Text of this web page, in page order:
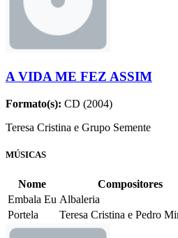
A VIDA ME FEZ ASSIM
Formato(s): CD (2004)
Teresa Cristina e Grupo Semente
MÚSICAS
Nome
Compositores
Embala Eu Albaleria
Portela
Teresa Cristina e Pedro